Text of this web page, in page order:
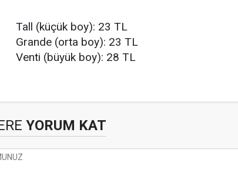
Tall (küçük boy): 23 TL
Grande (orta boy): 23 TL
Venti (büyük boy): 28 TL
YORUM KAT